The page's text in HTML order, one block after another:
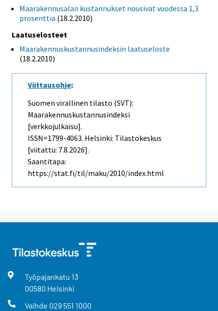
Maarakennusalan kustannukset nousivat vuodessa 1,3
prosenttia (18.2.2010)
Laatuselosteet
Maarakennuskustannusindeksin laatuseloste
(18.2.2010)
Viittausohje:
Suomen virallinen tilasto (SVT):
Maarakennuskustannusindeksi
[verkkojulkaisu].
ISSN=1799-4063. Helsinki: Tilastokeskus
[viitattu: 7.8.2026].
Saantitapa:
https://stat.fi/til/maku/2010/index.html
Työpajankatu 13
00580 Helsinki
Vaihde 029 551 1000